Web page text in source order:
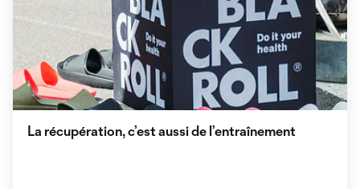
La récupération, c’est aussi de l’entraînement